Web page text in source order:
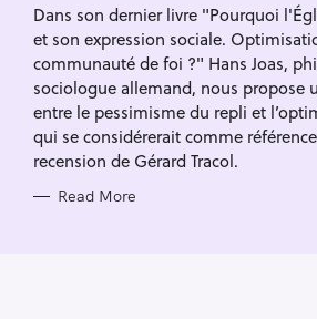
O
R
I
E
S
Dans son dernier livre "Pourquoi
et son expression sociale.
communauté de foi ?" Hans Joas,
sociologue allemand, nous propose
entre le pessimisme du repli et
qui se considérerait comme
recension de Gérard Tracol.
Read More